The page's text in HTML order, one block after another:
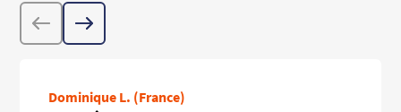
PrécédentSuivant
Dominique L. (France)